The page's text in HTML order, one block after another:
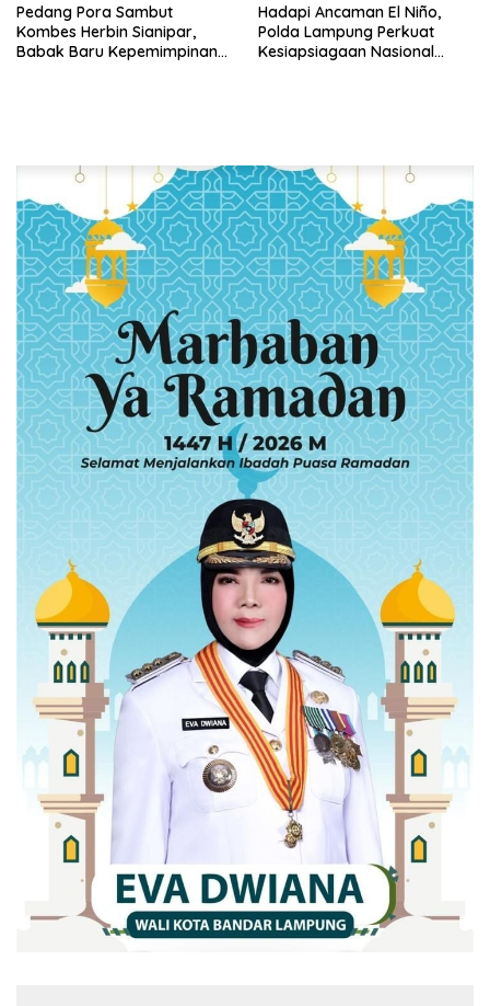
Pedang Pora Sambut
Kombes Herbin Sianipar,
Babak Baru Kepemimpinan
Hadapi Ancaman El Niño,
Polda Lampung Perkuat
Kesiapsiagaan Nasional